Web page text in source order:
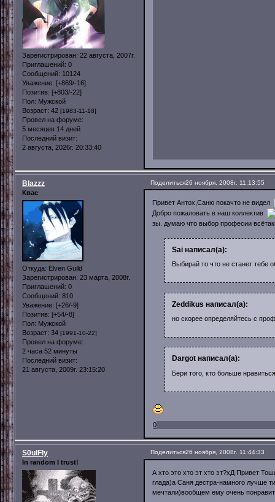
Зарегистрирован: 22 августа, 2007г.
Приглашений: 0
Сообщений: 10124
Уважение: [+869/-16]
Позитив: [+803/-22]
Пол: Мужской
Возраст: 42 [1983-11-18]
Провел на форуме:
5 месяцев 14 дней
Последний визит:
2 августа, 2026г. 20:33:40
Поделиться26 ноября, 2008г. 11:13:55
Blazzz
Квас
Откуда: Elven Guild
Зарегистрирован: 23 марта, 2008г.
Приглашений: 0
Сообщений: 810
Уважение: [+26/-9]
Позитив: [+54/-8]
Пол: Мужской
Возраст: 34 [1991-10-22]
Провел на форуме:
2 часа 52 минуты
Последний визит:
21 августа, 2009г. 23:15:20
Привет Антох,Саню покачто не видел
Добро пожаловать в наш коллектив
зы. думаю что выбор професии
Sai написал(а):
Выбирай то что не станет тебе
Zeddikus написал(а):
но скорее определяйтесь с
Dargot написал(а):
Бери того, кто больше
0
Поделиться26 ноября, 2008г. 11:44:33
S0ulFly
In random I trust!
А хто это хто эт хто эт?хД Привет
глада)а Саня дестра-намного лучше
мечтали)вообщем ему очень